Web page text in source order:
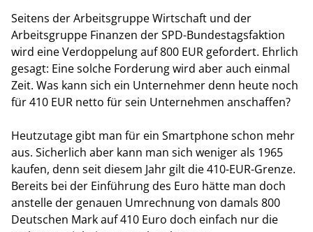
Seitens der Arbeitsgruppe Wirtschaft und der
Arbeitsgruppe Finanzen der SPD-Bundestagsfaktion
wird eine Verdoppelung auf 800 EUR gefordert. Ehrlich
gesagt: Eine solche Forderung wird aber auch einmal
Zeit. Was kann sich ein Unternehmer denn heute noch
für 410 EUR netto für sein Unternehmen anschaffen?
Heutzutage gibt man für ein Smartphone schon mehr
aus. Sicherlich aber kann man sich weniger als 1965
kaufen, denn seit diesem Jahr gilt die 410-EUR-Grenze.
Bereits bei der Einführung des Euro hätte man doch
anstelle der genauen Umrechnung von damals 800
Deutschen Mark auf 410 Euro doch einfach nur die